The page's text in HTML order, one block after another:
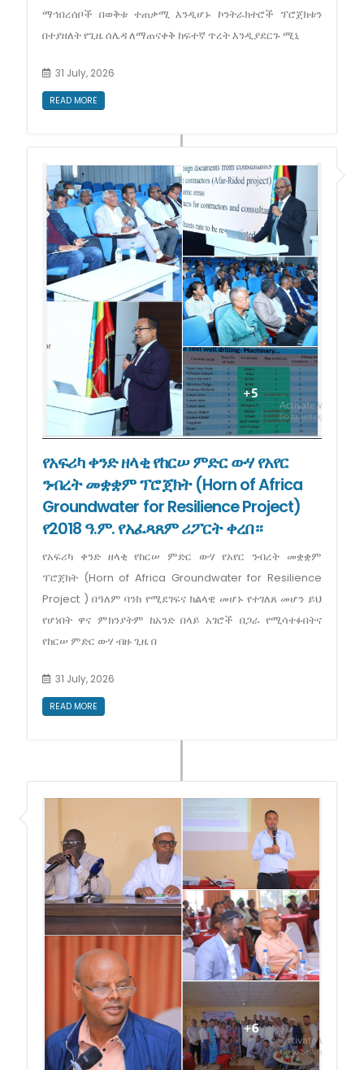
ማኅበረሰቦች በወቅቱ ተጠቃሚ እንዲሆኑ ኮንትራክተሮች ፕሮጀክቱን
በተያዘለት የጊዜ ሰሌዳ ለማጠናቀቅ ከፍተኛ ጥረት እንዲያደርጉ ሚኒ
31 July, 2026
READ MORE
የአፍሪካ ቀንድ ዘላቂ የከርሠ ምድር ውሃ የአየር
ንብረት መቋቋም ፕሮጀክት (Horn of Africa
Groundwater for Resilience Project)
የ2018 ዓ.ም. የአፈጻጸም ሪፖርት ቀረበ።
የአፍሪካ ቀንድ ዘላቂ የከርሠ ምድር ውሃ የአየር ንብረት መቋቋም
ፕሮጀክት (Horn of Africa Groundwater for Resilience
Project ) በዓለም ባንክ የሚደገፍና ክልላዊ መሆኑ የተገለጸ መሆን ይህ
የሆነበት ዋና ምክንያትም ከአንድ በላይ አገሮች በጋራ የሚሳተፉበትና
የከርሠ ምድር ውሃ ብዙ ጊዜ በ
31 July, 2026
READ MORE